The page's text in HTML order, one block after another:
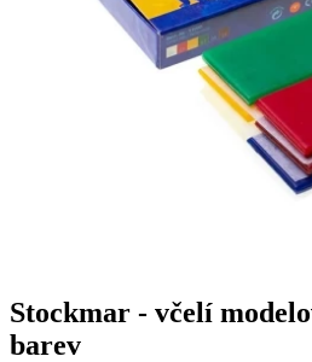
Stockmar - včelí
barev